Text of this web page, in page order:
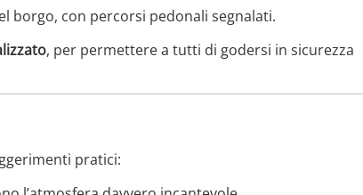
borgo, con percorsi pedonali segnalati.
, per permettere a tutti di godersi in sicurezza
pratici: